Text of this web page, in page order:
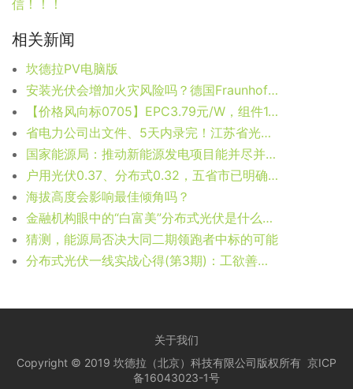
信！！！
相关新闻
坎德拉PV电脑版
安装光伏会增加火灾风险吗？德国Fraunhofer权威解答
【价格风向标0705】EPC3.79元/W，组件1.86元/W，近期光伏设备、监理、EPC等价格信息
省电力公司出文件、5天内录完！江苏省光伏补贴申报有点难
国家能源局：推动新能源发电项目能并尽并、多发满发
户用光伏0.37、分布式0.32，五省市已明确新政后过渡补贴
海拔高度会影响最佳倾角吗？
金融机构眼中的“白富美”分布式光伏是什么样的？
猜测，能源局否决大同二期领跑者中标的可能
分布式光伏一线实战心得(第3期)：工欲善其事必先利其器！
关于我们
Copyright © 2019 坎德拉（北京）科技有限公司版权所有 京ICP
备16043023-1号